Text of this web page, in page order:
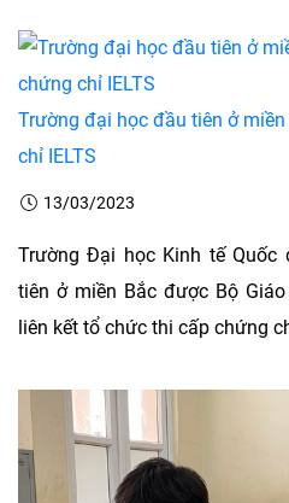
Trường đại học đầu tiên ở
chỉ IELTS
13/03/2023
Trường Đại học Kinh tế
tiên ở miền Bắc được Bộ
liên kết tổ chức thi cấp chứng